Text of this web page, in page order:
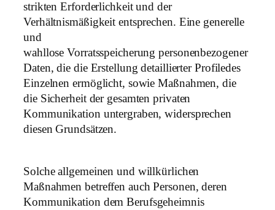
strikten Erforderlichkeit und der
Verhältnismäßigkeit entsprechen. Eine generelle
und
wahllose Vorratsspeicherung personenbezogener
Daten, die die Erstellung detaillierter Profiledes
Einzelnen ermöglicht, sowie Maßnahmen, die
die Sicherheit der gesamten privaten
Kommunikation untergraben, widersprechen
diesen Grundsätzen.
Solche allgemeinen und willkürlichen
Maßnahmen betreffen auch Personen, deren
Kommunikation dem Berufsgeheimnis